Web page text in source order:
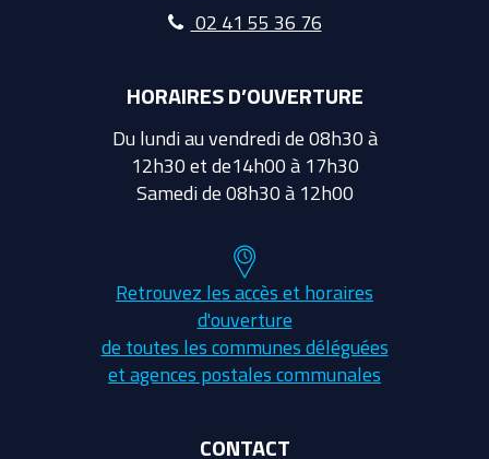
02 41 55 36 76
HORAIRES D’OUVERTURE
Du lundi au vendredi de 08h30 à
12h30 et de14h00 à 17h30
Samedi de 08h30 à 12h00
Retrouvez les accès et horaires
d'ouverture
de toutes les communes déléguées
et agences postales communales
CONTACT